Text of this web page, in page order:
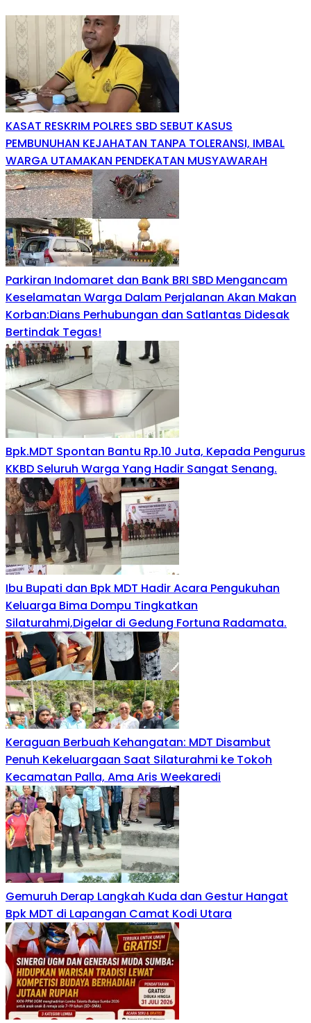
KASAT RESKRIM POLRES SBD SEBUT KASUS
PEMBUNUHAN KEJAHATAN TANPA TOLERANSI, IMBAL
WARGA UTAMAKAN PENDEKATAN MUSYAWARAH
Parkiran Indomaret dan Bank BRI SBD Mengancam
Keselamatan Warga Dalam Perjalanan Akan Makan
Korban:Dians Perhubungan dan Satlantas Didesak
Bertindak Tegas!
Bpk.MDT Spontan Bantu Rp.10 Juta, Kepada Pengurus
KKBD Seluruh Warga Yang Hadir Sangat Senang.
Ibu Bupati dan Bpk MDT Hadir Acara Pengukuhan
Keluarga Bima Dompu Tingkatkan
Silaturahmi,Digelar di Gedung Fortuna Radamata.
Keraguan Berbuah Kehangatan: MDT Disambut
Penuh Kekeluargaan Saat Silaturahmi ke Tokoh
Kecamatan Palla, Ama Aris Weekaredi
Gemuruh Derap Langkah Kuda dan Gestur Hangat
Bpk MDT di Lapangan Camat Kodi Utara